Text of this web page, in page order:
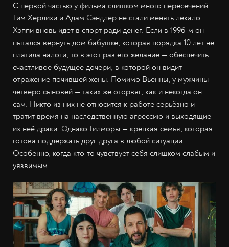
С первой частью у фильма слишком много пересечений.
Тим Херлихи и Адам Сэндлер не стали менять лекало:
Хэппи вновь идёт в спорт ради денег. Если в 1996-м он
пытался вернуть дом бабушке, которая порядка 10 лет не
платила налоги, то в этот раз его желание — обеспечить
счастливое будущее дочери, в которой он видит
отражение почившей жены. Помимо Вьенны, у мужчины
четверо сыновей — таких же оторвяг, как и некогда он
сам. Никто из них не относится к работе серьёзно и
тратит время на наследственную агрессию и выходящие
из неё драки. Однако Гилморы — крепкая семья, которая
готова поддержать друг друга в любой ситуации.
Особенно, когда кто-то чувствует себя слишком слабым и
уязвимым.